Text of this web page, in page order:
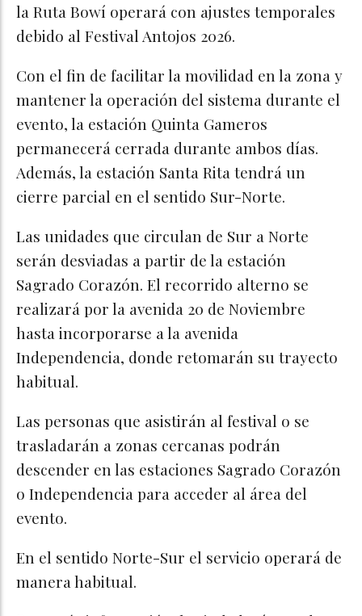
la Ruta Bowí operará con ajustes temporales
debido al Festival Antojos 2026.
Con el fin de facilitar la movilidad en la zona y
mantener la operación del sistema durante el
evento, la estación Quinta Gameros
permanecerá cerrada durante ambos días.
Además, la estación Santa Rita tendrá un
cierre parcial en el sentido Sur-Norte.
Las unidades que circulan de Sur a Norte
serán desviadas a partir de la estación
Sagrado Corazón. El recorrido alterno se
realizará por la avenida 20 de Noviembre
hasta incorporarse a la avenida
Independencia, donde retomarán su trayecto
habitual.
Las personas que asistirán al festival o se
trasladarán a zonas cercanas podrán
descender en las estaciones Sagrado Corazón
o Independencia para acceder al área del
evento.
En el sentido Norte-Sur el servicio operará de
manera habitual.